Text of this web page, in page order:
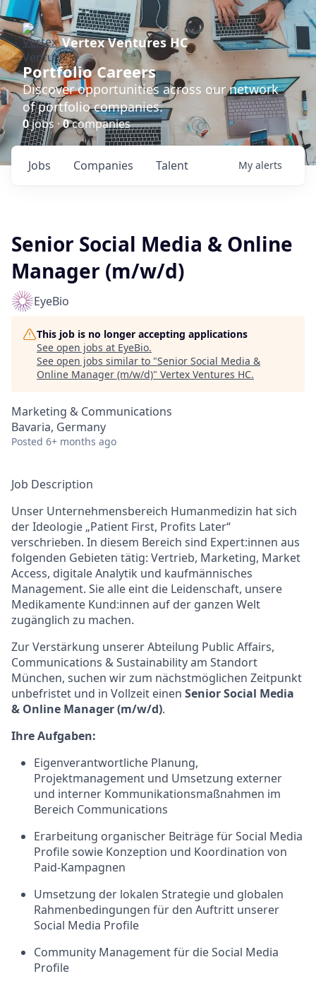
Vertex Ventures HC
Portfolio Careers
Discover opportunities across our network
of portfolio companies.
0jobs ·0companies
Jobs Companies Talent My alerts
Senior Social Media & Online
Manager (m/w/d)
EyeBio
This job is no longer accepting applications
See open jobs at EyeBio.
See open jobs similar to "Senior Social Media &
Online Manager (m/w/d)" Vertex Ventures HC.
Marketing & Communications
Bavaria, Germany
Posted 6+ months ago
Job Description
Unser Unternehmensbereich Humanmedizin hat sich
der Ideologie „Patient First, Profits Later“
verschrieben. In diesem Bereich sind Expert:innen aus
folgenden Gebieten tätig: Vertrieb, Marketing, Market
Access, digitale Analytik und kaufmännisches
Management. Sie alle eint die Leidenschaft, unsere
Medikamente Kund:innen auf der ganzen Welt
zugänglich zu machen.
Zur Verstärkung unserer Abteilung Public Affairs,
Communications & Sustainability am Standort
München, suchen wir zum nächstmöglichen Zeitpunkt
unbefristet und in Vollzeit einen Senior Social Media
& Online Manager (m/w/d).
Ihre Aufgaben:
Eigenverantwortliche Planung,
Projektmanagement und Umsetzung externer
und interner Kommunikationsmaßnahmen im
Bereich Communications
Erarbeitung organischer Beiträge für Social Media
Profile sowie Konzeption und Koordination von
Paid-Kampagnen
Umsetzung der lokalen Strategie und globalen
Rahmenbedingungen für den Auftritt unserer
Social Media Profile
Community Management für die Social Media
Profile